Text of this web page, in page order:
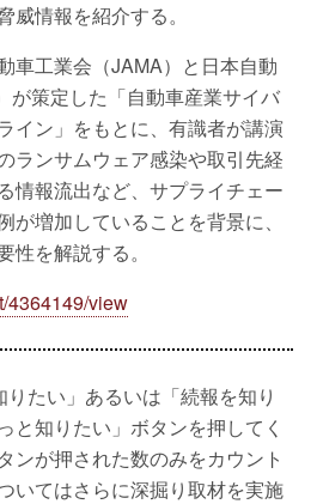
情報を紹介する。
車工業会（JAMA）と日本自動
が策定した「自動車産業サイバ
イン」をもとに、有識者が講演
ランサムウェア感染や取引先経
情報流出など、サプライチェー
が増加していることを背景に、
性を解説する。
4364149/view
たい」あるいは「続報を知り
と知りたい」ボタンを押してく
ンが押された数のみをカウント
いてはさらに深掘り取材を実施